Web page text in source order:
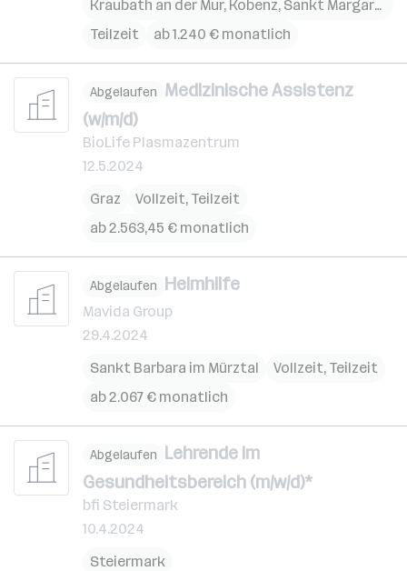
Kraubath an der Mur, Kobenz, Sankt Margarethen bei Knittelfeld
Teilzeit
ab 1.240 € monatlich
Abgelaufen Medizinische Assistenz
(w/m/d)
BioLife Plasmazentrum
12.5.2024
Graz
Vollzeit, Teilzeit
ab 2.563,45 € monatlich
Abgelaufen Heimhilfe
Mavida Group
29.4.2024
Sankt Barbara im Mürztal
Vollzeit, Teilzeit
ab 2.067 € monatlich
Abgelaufen Lehrende im
Gesundheitsbereich (m/w/d)*
bfi Steiermark
10.4.2024
Steiermark